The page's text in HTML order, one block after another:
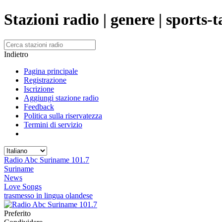
Stazioni radio | genere | sports-
Indietro
Pagina principale
Registrazione
Iscrizione
Aggiungi stazione radio
Feedback
Politica sulla riservatezza
Termini di servizio
Radio Abc Suriname 101.7
Suriname
News
Love Songs
trasmesso in lingua olandese
Preferito